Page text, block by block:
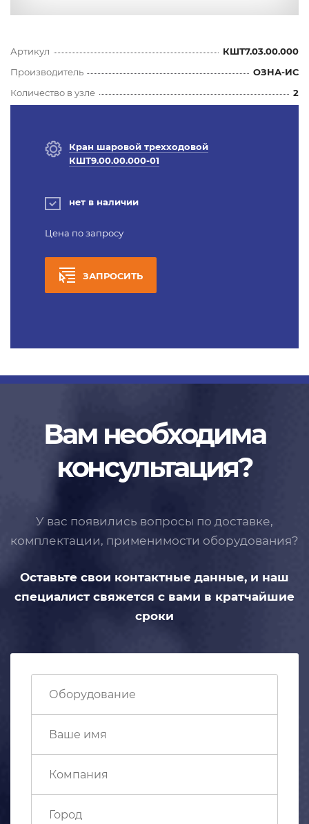
Артикул
КШТ7.03.00.000
Производитель
ОЗНА-ИС
Количество в узле
2
Кран шаровой трехходовой
КШТ9.00.00.000-01
нет в наличии
Цена по запросу
ЗАПРОСИТЬ
Вам необходима
консультация?
У вас появились вопросы по доставке,
комплектации, применимости оборудования?
Оставьте свои контактные данные, и наш
специалист свяжется с вами в кратчайшие
сроки